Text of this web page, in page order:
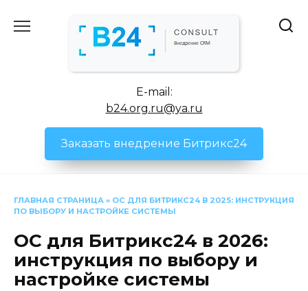
E-mail:
b24.org.ru@ya.ru
Заказать внедрение Битрикс24
ГЛАВНАЯ СТРАНИЦА » ОС ДЛЯ БИТРИКС24 В 2025: ИНСТРУКЦИЯ
ПО ВЫБОРУ И НАСТРОЙКЕ СИСТЕМЫ
ОС для Битрикс24 в 2026:
инструкция по выбору и
настройке системы